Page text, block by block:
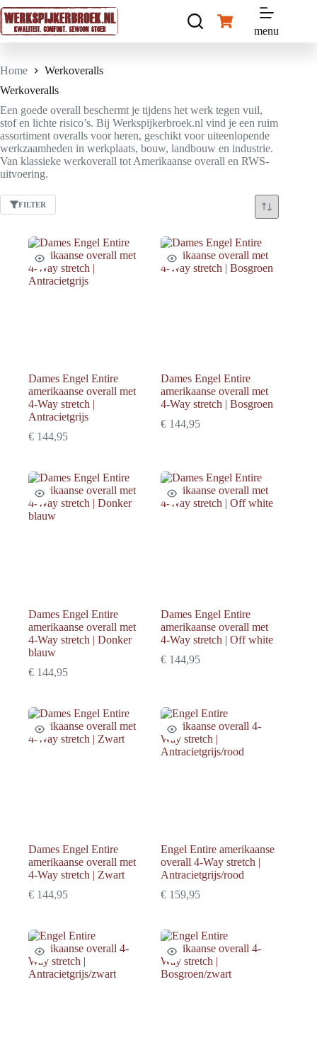
Ga
naar
de
inhoud
Winkelwagen
menu
Home
Werkoveralls
Werkoveralls
Een goede overall beschermt je tijdens het werk tegen vuil,
stof en lichte risico’s. Bij Werkspijkerbroek.nl vind je een ruim
assortiment overalls voor heren, geschikt voor uiteenlopende
werkzaamheden in werkplaats, bouw, landbouw en industrie.
Van klassieke werkoverall tot Amerikaanse overall en RWS-
uitvoering.
FILTER
Dames Engel Entire
amerikaanse overall met
4-Way stretch |
Antracietgrijs
€ 144,95
Dames Engel Entire
amerikaanse overall met
4-Way stretch | Bosgroen
€ 144,95
Dames Engel Entire
amerikaanse overall met
4-Way stretch | Donker
blauw
€ 144,95
Dames Engel Entire
amerikaanse overall met
4-Way stretch | Off white
€ 144,95
Dames Engel Entire
amerikaanse overall met
4-Way stretch | Zwart
€ 144,95
Engel Entire amerikaanse
overall 4-Way stretch |
Antracietgrijs/rood
€ 159,95